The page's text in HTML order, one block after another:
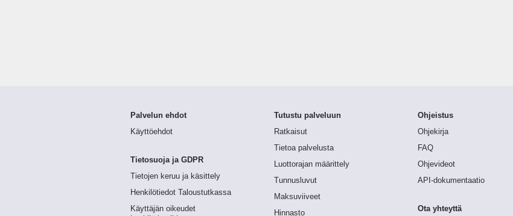
Palvelun ehdot
Käyttöehdot
Tietosuoja ja GDPR
Tietojen keruu ja käsittely
Henkilötiedot Taloustutkassa
Käyttäjän oikeudet
Tutustu palveluun
Ratkaisut
Tietoa palvelusta
Luottorajan määrittely
Tunnusluvut
Maksuviiveet
Hinnasto
Ohjeistus
Ohjekirja
FAQ
Ohjevideot
API-dokumentaatio
Ota yhteyttä